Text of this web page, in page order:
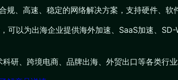
、高速、稳定的网络解决方案，支持硬件、软
可以为出海企业提供海外加速、SaaS加速、
研、跨境电商、品牌出海、外贸出口等各类行业